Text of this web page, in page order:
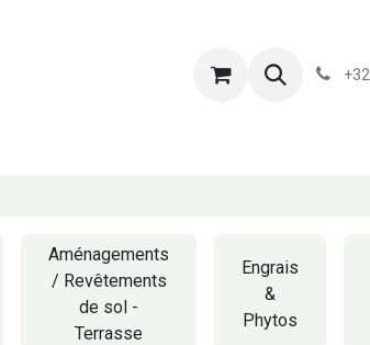
Conditions-
Aménagements
/ Revêtements
de sol -
Terrasse
Engrais
&
Phytos